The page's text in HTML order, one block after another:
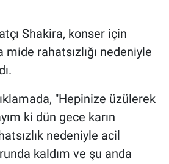
Shakira, konser için
rahatsızlığı nedeniyle
"Hepinize üzülerek
ki dün gece karın
nedeniyle acil
kaldım ve şu anda